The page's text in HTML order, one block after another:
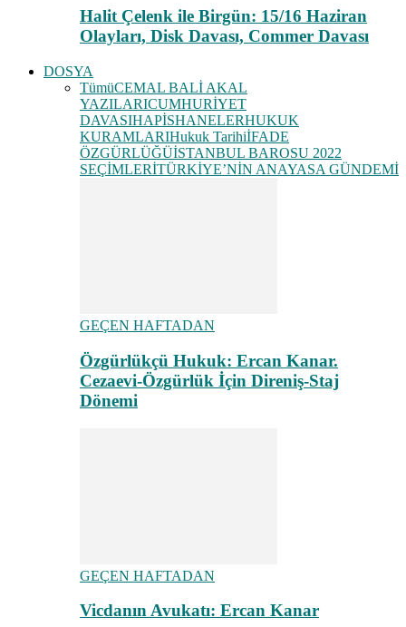
Halit Çelenk ile Birgün: 15/16 Haziran
Olayları, Disk Davası, Commer Davası
DOSYA
TümüCEMAL BALİ AKAL
YAZILARICUMHURİYET
DAVASIHAPİSHANELERHUKUK
KURAMLARIHukuk TarihiİFADE
ÖZGÜRLÜĞÜİSTANBUL BAROSU 2022
SEÇİMLERİTÜRKİYE’NİN ANAYASA GÜNDEMİ
GEÇEN HAFTADAN
Özgürlükçü Hukuk: Ercan Kanar.
Cezaevi-Özgürlük İçin Direniş-Staj
Dönemi
GEÇEN HAFTADAN
Vicdanın Avukatı: Ercan Kanar